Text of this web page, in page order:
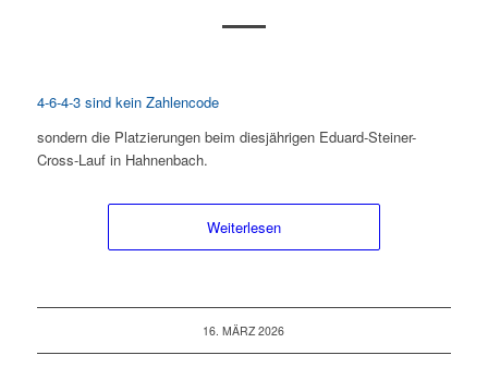
4-6-4-3 sind kein Zahlencode
sondern die Platzierungen beim diesjährigen Eduard-Steiner-
Cross-Lauf in Hahnenbach.
Weiterlesen
16. MÄRZ 2026